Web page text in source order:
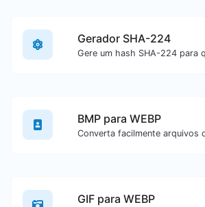
Gerador SHA-224
BMP para WEBP
GIF para WEBP